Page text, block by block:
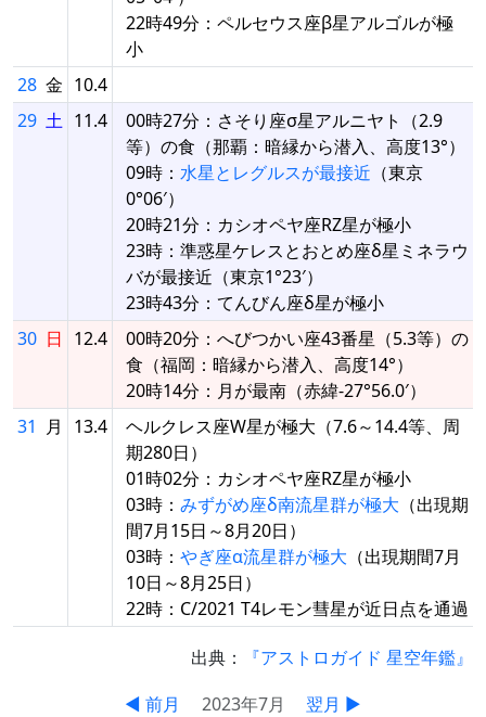
22時49分：ペルセウス座β星アルゴルが極
小
28 金 10.4
29 土 11.4
00時27分：さそり座σ星アルニヤト（2.9
等）の食（那覇：暗縁から潜入、高度13°）
09時： 水星とレグルスが最接近 （東京
0°06′）
20時21分：カシオペヤ座RZ星が極小
23時：準惑星ケレスとおとめ座δ星ミネラウ
バが最接近（東京1°23′）
23時43分：てんびん座δ星が極小
30 日 12.4
00時20分：へびつかい座43番星（5.3等）の
食（福岡：暗縁から潜入、高度14°）
20時14分：月が最南（赤緯-27°56.0′）
31 月 13.4
ヘルクレス座W星が極大（7.6～14.4等、周
期280日）
01時02分：カシオペヤ座RZ星が極小
03時： みずがめ座δ南流星群が極大 （出現期
間7月15日～8月20日）
03時： やぎ座α流星群が極大 （出現期間7月
10日～8月25日）
22時：C/2021 T4レモン彗星が近日点を通過
出典：
『アストロガイド 星空年鑑』
◀ 前月
2023年7月 翌月 ▶